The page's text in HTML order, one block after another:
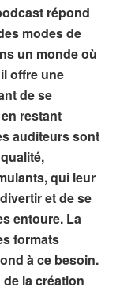
répond
modes de
un monde où
offre une
de se
restant
auditeurs sont
qui leur
et de se
entoure. La
formats
à ce besoin.
la création